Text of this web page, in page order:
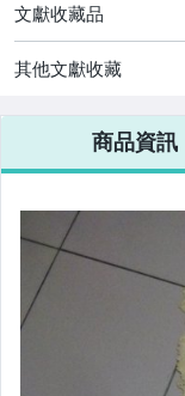
文獻收藏品
其他文獻收藏
商品資訊